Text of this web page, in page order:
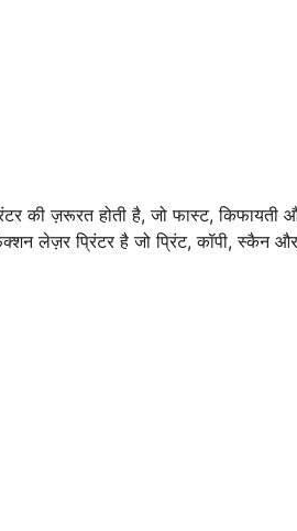
की ज़रूरत होती है, जो फास्ट, किफायती
लेज़र प्रिंटर है जो प्रिंट, कॉपी, स्कैन